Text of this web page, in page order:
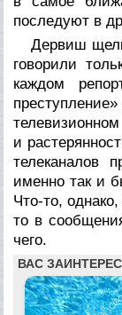
последуют в
Дервиш
говорили
каждом
и
телеканалов
именно так и
Что-то,
то в
чего.